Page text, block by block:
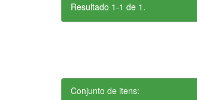
Resultado 1-1 de 1.
Conjunto de itens: